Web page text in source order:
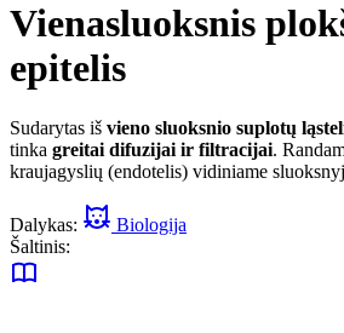
Vienasluoksnis
epitelis
Sudarytas iš vieno sluoksnio suplotų
tinka greitai difuzijai ir filtracijai.
kraujagyslių (endotelis) vidiniame
Dalykas:
Biologija
Šaltinis: